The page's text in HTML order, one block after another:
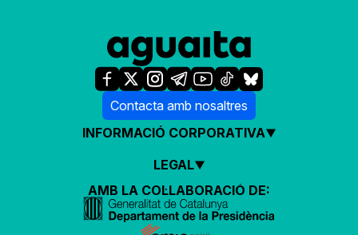
Contacta amb nosaltres
INFORMACIÓ CORPORATIVA
LEGAL
AMB LA COL·LABORACIÓ DE: